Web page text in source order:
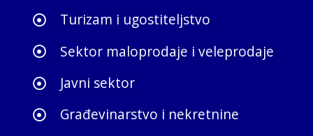
Turizam i ugostiteljstvo
Sektor maloprodaje i veleprodaje
Javni sektor
Građevinarstvo i nekretnine